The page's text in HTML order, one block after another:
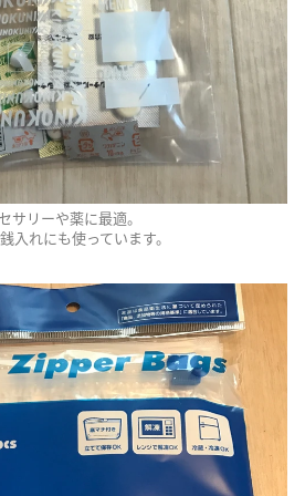
サリーや薬に最適。
入れにも使っています。